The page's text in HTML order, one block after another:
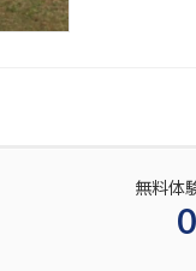
無料体